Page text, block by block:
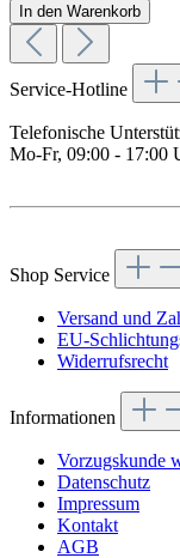
In den Warenkorb
Service-Hotline
Telefonische
Mo-Fr, 09:00 - 17:00
Shop Service
Versand und
EU-
Widerrufsrecht
Informationen
Vorzugskunde
Datenschutz
Impressum
Kontakt
AGB